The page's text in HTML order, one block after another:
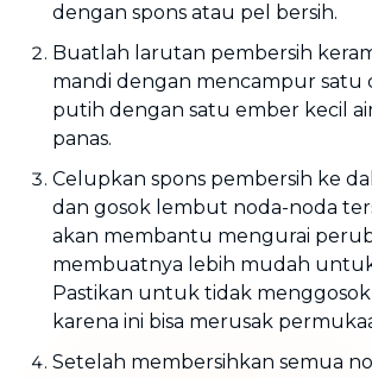
dengan spons atau pel bersih.
Buatlah larutan pembersih
mandi dengan mencampur satu
putih dengan satu ember kecil
panas.
Celupkan spons pembersih ke
dan gosok lembut noda-noda
akan membantu mengurai
membuatnya lebih mudah
Pastikan untuk tidak
karena ini bisa merusak
Setelah membersihkan semua